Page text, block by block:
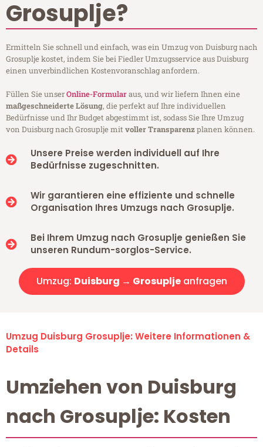
Grosuplje?
Ermitteln Sie schnell und einfach, was ein Umzug von Duisburg nach
Grosuplje kostet, indem Sie bei Fiedler Umzugsservice aus Duisburg
einen unverbindlichen Kostenvoranschlag anfordern.
Füllen Sie unserOnline-Formularaus, und wir liefern Ihnen eine
maßgeschneiderte Lösung, die perfekt auf Ihre individuellen
Bedürfnisse und Ihr Budget abgestimmt ist, sodass Sie Ihre Umzug
von Duisburg nach Grosuplje mitvoller Transparenzplanen können.
Unsere Preise werden individuell auf Ihre
Bedürfnisse zugeschnitten.
Wir garantieren eine effiziente und schnelle
Organisation Ihres Umzugs nach Grosuplje.
Bei Ihrem Umzug nach Grosuplje genießen Sie
unseren Rundum-sorglos-Service.
Umzug: Duisburg → Grosupljeanfragen
Umzug Duisburg Grosuplje: Weitere Informationen &
Details
Umziehen von Duisburg
nach Grosuplje: Kosten